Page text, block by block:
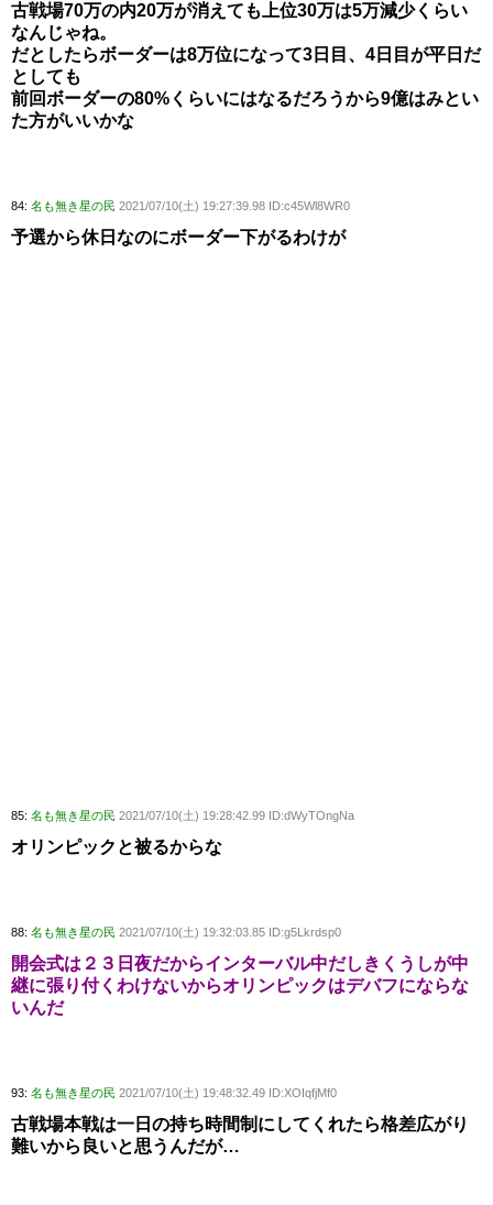
古戦場70万の内20万が消えても上位30万は5万減少くらい
なんじゃね。
だとしたらボーダーは8万位になって3日目、4日目が平日だ
としても
前回ボーダーの80%くらいにはなるだろうから9億はみとい
た方がいいかな
84: 名も無き星の民 2021/07/10(土) 19:27:39.98 ID:c45Wl8WR0
予選から休日なのにボーダー下がるわけが
85: 名も無き星の民 2021/07/10(土) 19:28:42.99 ID:dWyTOngNa
オリンピックと被るからな
88: 名も無き星の民 2021/07/10(土) 19:32:03.85 ID:g5Lkrdsp0
開会式は２３日夜だからインターバル中だしきくうしが中
継に張り付くわけないからオリンピックはデバフにならな
いんだ
93: 名も無き星の民 2021/07/10(土) 19:48:32.49 ID:XOIqfjMf0
古戦場本戦は一日の持ち時間制にしてくれたら格差広がり
難いから良いと思うんだが…